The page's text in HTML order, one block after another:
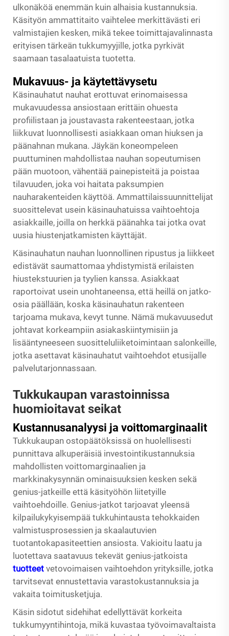
ulkonäköä enemmän kuin alhaisia kustannuksia.
Käsityön ammattitaito vaihtelee merkittävästi eri
valmistajien kesken, mikä tekee toimittajavalinnasta
erityisen tärkeän tukkumyyjille, jotka pyrkivät
saamaan tasalaatuista tuotetta.
Mukavuus- ja käytettävysetu
Käsinauhatut nauhat erottuvat erinomaisessa
mukavuudessa ansiostaan erittäin ohuesta
profiilistaan ja joustavasta rakenteestaan, jotka
liikkuvat luonnollisesti asiakkaan oman hiuksen ja
päänahnan mukana. Jäykän koneompeleen
puuttuminen mahdollistaa nauhan sopeutumisen
pään muotoon, vähentää painepisteitä ja poistaa
tilavuuden, joka voi haitata paksumpien
nauharakenteiden käyttöä. Ammattilaissuunnittelijat
suosittelevat usein käsinauhatuissa vaihtoehtoja
asiakkaille, joilla on herkkä päänahka tai jotka ovat
uusia hiustenjatkamisten käyttäjät.
Käsinauhatun nauhan luonnollinen ripustus ja liikkeet
edistävät saumattomaa yhdistymistä erilaisten
hiustekstuurien ja tyylien kanssa. Asiakkaat
raportoivat usein unohtaneensa, että heillä on jatko-
osia päällään, koska käsinauhatun rakenteen
tarjoama mukava, kevyt tunne. Nämä mukavuusedut
johtavat korkeampiin asiakaskiintymisiin ja
lisääntyneeseen suositteluliiketoimintaan salonkeille,
jotka asettavat käsinauhatut vaihtoehdot etusijalle
palvelutarjonnassaan.
Tukkukaupan varastoinnissa
huomioitavat seikat
Kustannusanalyysi ja voittomarginaalit
Tukkukaupan ostopäätöksissä on huolellisesti
punnittava alkuperäisiä investointikustannuksia
mahdollisten voittomarginaalien ja
markkinakysynnän ominaisuuksien kesken sekä
genius-jatkeille että käsityöhön liitetyille
vaihtoehdoille. Genius-jatkot tarjoavat yleensä
kilpailukykyisempää tukkuhintausta tehokkaiden
valmistusprosessien ja skaalautuvien
tuotantokapasiteettien ansiosta. Vakioitu laatu ja
luotettava saatavuus tekevät genius-jatkoista
tuotteet vetovoimaisen vaihtoehdon yrityksille, jotka
tarvitsevat ennustettavia varastokustannuksia ja
vakaita toimitusketjuja.
Käsin sidotut sidehihat edellyttävät korkeita
tukkumyyntihintoja, mikä kuvastaa työvoimavaltaista